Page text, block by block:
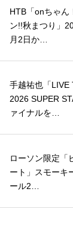
HTB「onちゃん
ン!!秋まつり」
月2日か…
手越祐也「LIVE
2026 SUPER
ァイナルを…
ローソン限定「
ート」スモーキ
ール2…